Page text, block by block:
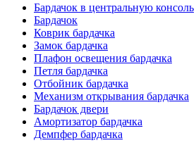
Бардачок в центральную консоль
Бардачок
Коврик бардачка
Замок бардачка
Плафон освещения бардачка
Петля бардачка
Отбойник бардачка
Механизм открывания бардачка
Бардачок двери
Амортизатор бардачка
Демпфер бардачка